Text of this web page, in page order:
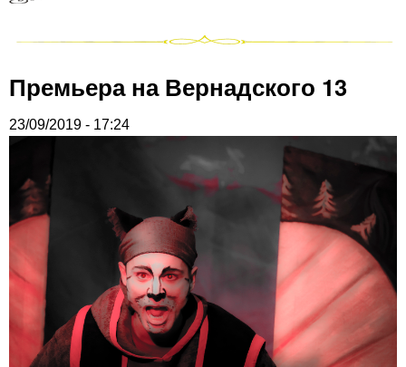
Премьера на Вернадского 13
23/09/2019 - 17:24